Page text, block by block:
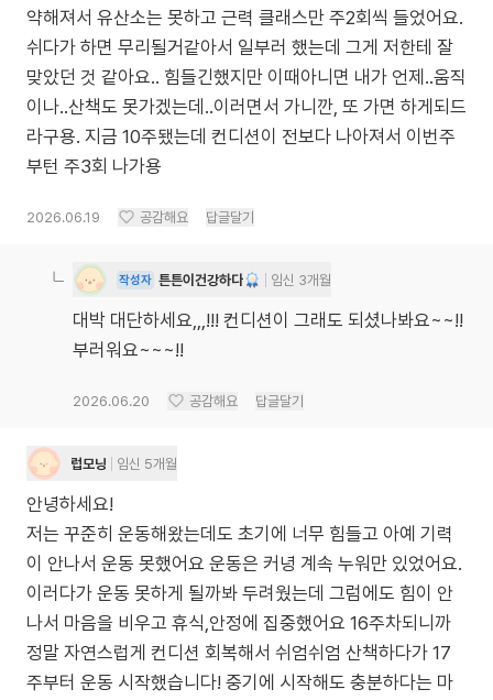
약해져서 유산소는 못하고 근력 클래스만 주2회씩 들었어요.
쉬다가 하면 무리될거같아서 일부러 했는데 그게 저한테 잘
맞았던 것 같아요.. 힘들긴했지만 이때아니면 내가 언제..움직
이나..산책도 못가겠는데..이러면서 가니깐, 또 가면 하게되드
라구용. 지금 10주됐는데 컨디션이 전보다 나아져서 이번주
부턴 주3회 나가용
2026.06.19 공감해요 답글달기
작성자 튼튼이건강하다 임신 3개월
대박 대단하세요,,,!!! 컨디션이 그래도 되셨나봐요~~!!
부러워요~~~!!
2026.06.20 공감해요 답글달기
럽모닝 임신 5개월
안녕하세요!
저는 꾸준히 운동해왔는데도 초기에 너무 힘들고 아예 기력
이 안나서 운동 못했어요 운동은 커녕 계속 누워만 있었어요.
이러다가 운동 못하게 될까봐 두려웠는데 그럼에도 힘이 안
나서 마음을 비우고 휴식,안정에 집중했어요 16주차되니까
정말 자연스럽게 컨디션 회복해서 쉬엄쉬엄 산책하다가 17
주부터 운동 시작했습니다! 중기에 시작해도 충분하다는 마